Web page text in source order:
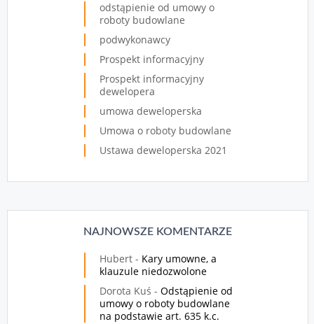
odstąpienie od umowy o
roboty budowlane
podwykonawcy
Prospekt informacyjny
Prospekt informacyjny
dewelopera
umowa deweloperska
Umowa o roboty budowlane
Ustawa deweloperska 2021
NAJNOWSZE KOMENTARZE
Hubert - Kary umowne, a
klauzule niedozwolone
Dorota Kuś - Odstąpienie od
umowy o roboty budowlane
na podstawie art. 635 k.c.